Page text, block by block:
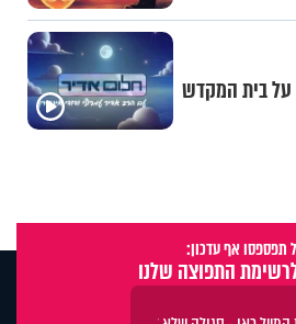
על בית המקדש
תפספסו אף עדכון:
התפוצה שלנו